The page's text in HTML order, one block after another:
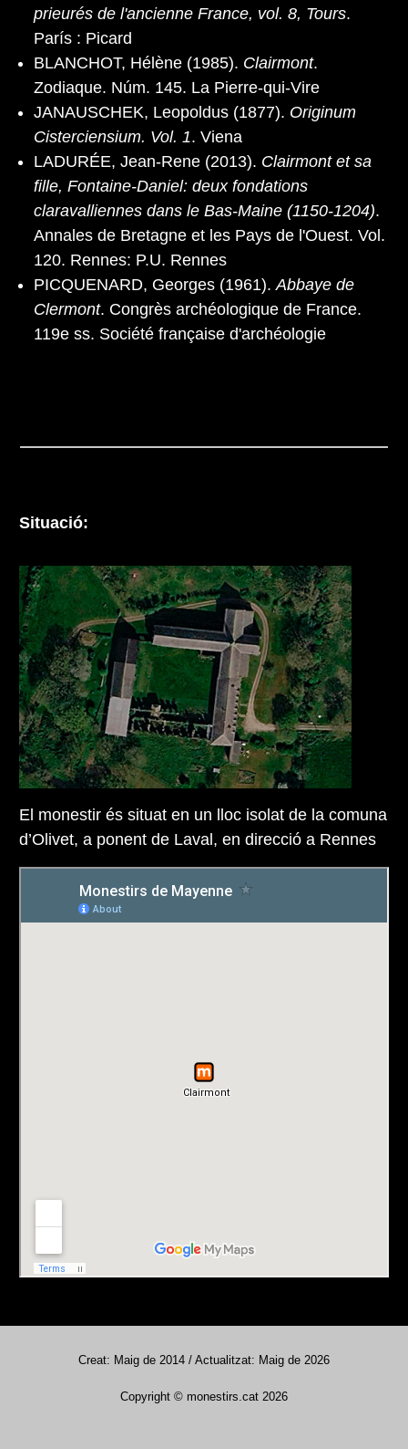
prieurés de l'ancienne France, vol. 8, Tours.
París : Picard
BLANCHOT, Hélène (1985). Clairmont.
Zodiaque. Núm. 145. La Pierre-qui-Vire
JANAUSCHEK, Leopoldus (1877). Originum
Cisterciensium. Vol. 1. Viena
LADURÉE, Jean-Rene (2013). Clairmont et sa
fille, Fontaine-Daniel: deux fondations
claravalliennes dans le Bas-Maine (1150-1204).
Annales de Bretagne et les Pays de l'Ouest. Vol.
120. Rennes: P.U. Rennes
PICQUENARD, Georges (1961).Abbaye de
Clermont. Congrès archéologique de France.
119e ss. Société française d'archéologie
Situació:
El monestir és situat en un lloc isolat de la comuna
d’Olivet, a ponent de Laval, en direcció a Rennes
Creat: Maig de 2014 / Actualitzat: Maig de 2026